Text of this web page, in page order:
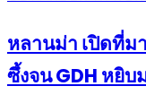
หลานม่า เปิดที่ม
ซึ้งจน GDH หยิบ